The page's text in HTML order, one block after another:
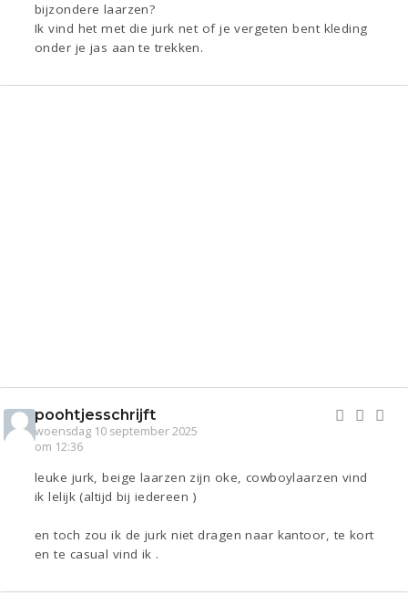
bijzondere laarzen?
Ik vind het met die jurk net of je vergeten bent kleding
onder je jas aan te trekken.
poohtjesschrijft
woensdag 10 september 2025
om 12:36
leuke jurk, beige laarzen zijn oke, cowboylaarzen vind
ik lelijk (altijd bij iedereen )
en toch zou ik de jurk niet dragen naar kantoor, te kort
en te casual vind ik .